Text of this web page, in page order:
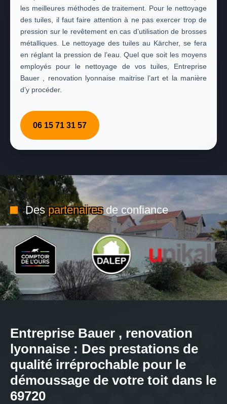
les meilleures méthodes de traitement. Pour le nettoyage
des tuiles, il faut faire attention à ne pas exercer trop de
pression sur le revêtement en cas d’utilisation de brosses
métalliques. Le nettoyage des tuiles au Kärcher, se fera
en réglant la pression de l’eau. Quel que soit les moyens
employés pour le nettoyage de vos tuiles, Entreprise
Bauer , renovation lyonnaise maitrise l’art et la manière
d’y procéder.
06 15 71 31 57
Despartenairesde confiance
Entreprise Bauer , renovation
lyonnaise : Des prestations de
qualité irréprochable pour le
démoussage de votre toit dans le
69720